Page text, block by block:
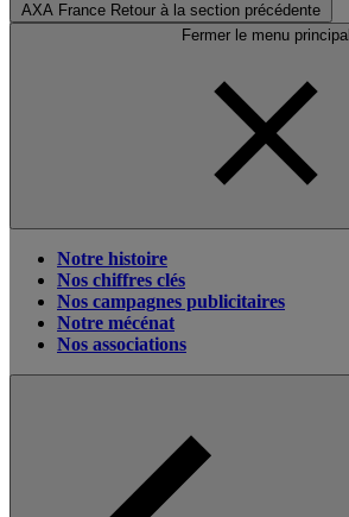
AXA France Retour à la section précédente
Fermer le menu principal
Notre histoire
Nos chiffres clés
Nos campagnes publicitaires
Notre mécénat
Nos associations